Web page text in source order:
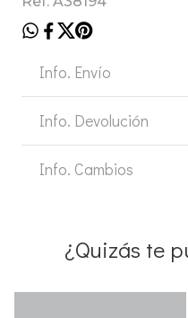
Info. Envío
Info. Devolución
Info. Cambios
¿Quizás te